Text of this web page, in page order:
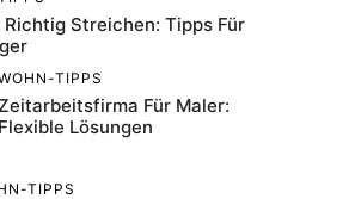
Richtig Streichen: Tipps Für
TIPPS
Für Maler:
Flexible Lösungen
TIPPS